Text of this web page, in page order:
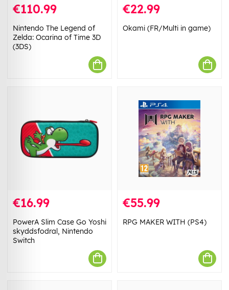
€110.99
Nintendo The Legend of
Zelda: Ocarina of Time 3D
(3DS)
€22.99
Okami (FR/Multi in game)
€16.99
PowerA Slim Case Go Yoshi
skyddsfodral, Nintendo
Switch
€55.99
RPG MAKER WITH (PS4)